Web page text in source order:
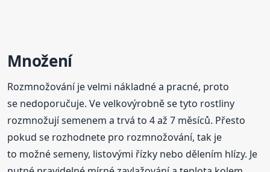
Množení
Rozmnožování je velmi nákladné a pracné, proto
se nedoporučuje. Ve velkovýrobně se tyto rostliny
rozmnožují semenem a trvá to 4 až 7 měsíců. Přesto
pokud se rozhodnete pro rozmnožování, tak je
to možné semeny, listovými řízky nebo dělením hlízy. Je